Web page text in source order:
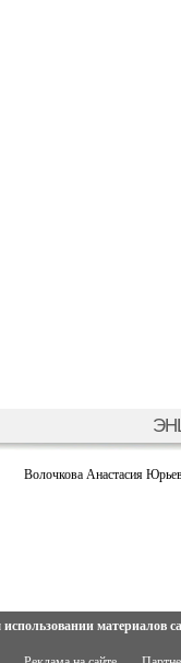
Волочкова Анастасия
материалов